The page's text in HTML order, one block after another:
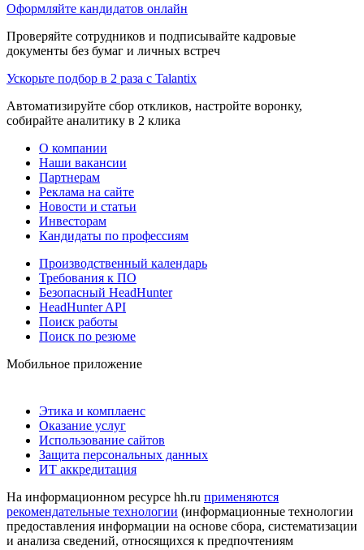
Оформляйте кандидатов онлайн
Проверяйте сотрудников и подписывайте кадровые
документы без бумаг и личных встреч
Ускорьте подбор в 2 раза с Talantix
Автоматизируйте сбор откликов, настройте воронку,
собирайте аналитику в 2 клика
О компании
Наши вакансии
Партнерам
Реклама на сайте
Новости и статьи
Инвесторам
Кандидаты по профессиям
Производственный календарь
Требования к ПО
Безопасный HeadHunter
HeadHunter API
Поиск работы
Поиск по резюме
Мобильное приложение
Этика и комплаенс
Оказание услуг
Использование сайтов
Защита персональных данных
ИТ аккредитация
На информационном ресурсе hh.ru применяются
рекомендательные технологии (информационные технологии
предоставления информации на основе сбора, систематизации
и анализа сведений, относящихся к предпочтениям